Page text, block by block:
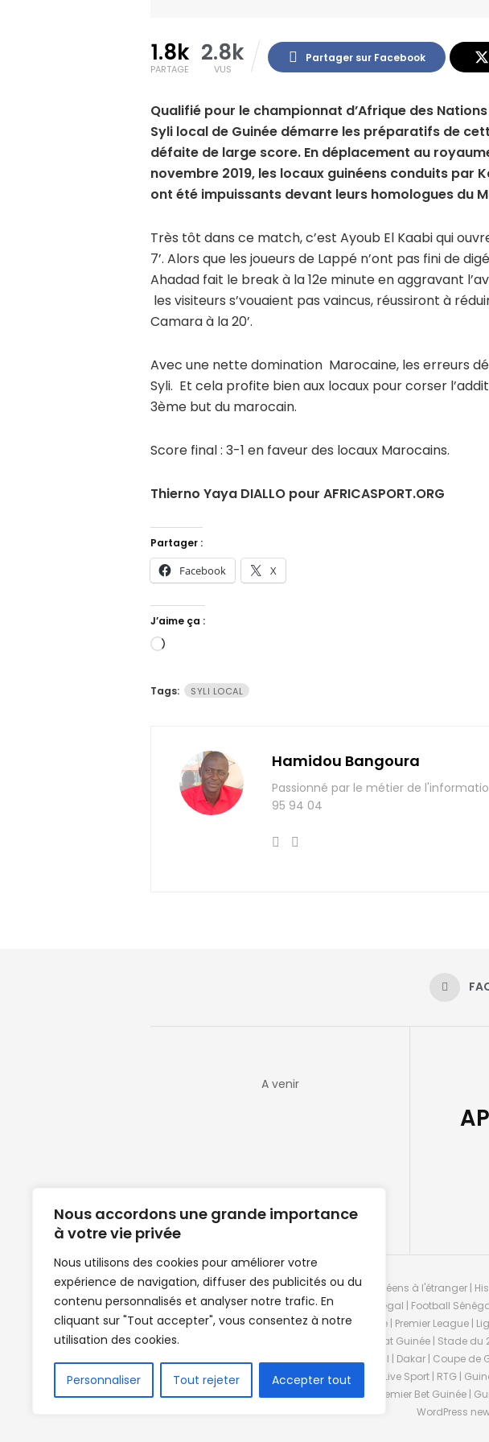
Nous accordons une grande importance
à votre vie privée
Nous utilisons des cookies pour améliorer votre
expérience de navigation, diffuser des publicités ou du
contenu personnalisés et analyser notre trafic. En
cliquant sur "Tout accepter", vous consentez à notre
utilisation des cookies.
Personnaliser Tout rejeter Accepter tout
1.8k
PARTAGE
2.8k
VUS
Partager sur Facebook
Qualifié pour le championnat d’Afrique des
Syli local de Guinée démarre les préparatifs de
défaite de large score. En déplacement au
novembre 2019, les locaux guinéens conduits par
ont été impuissants devant leurs homologues du
Très tôt dans ce match, c’est Ayoub El Kaabi qui
7’. Alors que les joueurs de Lappé n’ont pas fini de
Ahadad fait le break à la 12e minute en aggravant
les visiteurs s’vouaient pas vaincus, réussiront à
Camara à la 20’.
Avec une nette domination Marocaine, les erreurs
Syli. Et cela profite bien aux locaux pour corser
3ème but du marocain.
Score final : 3-1 en faveur des locaux Marocains.
Thierno Yaya DIALLO pour AFRICASPORT.ORG
Partager :
Facebook X
J’aime ça :
Chargement…
Tags: SYLI LOCAL
Hamidou Bangoura
Passionné par le métier de
95 94 04
A venir
Clubs de football en Guinée | Footballeurs guinéens à l'étranger |
de Guinée de football | Mercato | Lions du Sénégal | Football
News | Match en direct | But | Actualité au Guinée | Premier League |
| Handball Guinee | Match Guinee | Championnat Guinée | Stade
de Guinée | Senegal Equipe | Guinée | Le Senegal | Dakar | Coupe
en direct | Boxe | Sénégal Dakar | La Guinée | Live Sport | RTG |
Africasport | Clubs de football guinéens | Premier Bet Guinée |
WordPress